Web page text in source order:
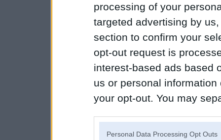
processing of your
targeted advertising by
section to confirm your
opt-out request is
interest-based ads based
us or personal
your opt-out. You may
Personal Data Processing Opt Outs